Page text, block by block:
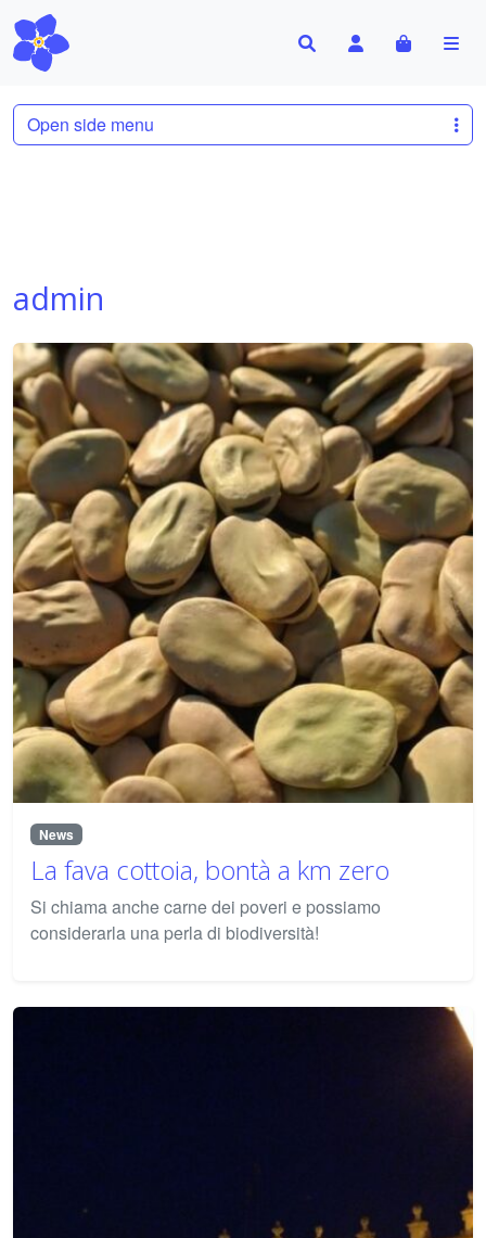
Search AccountCart
admin
News
La fava cottoia, bontà a km zero
Si chiama anche carne dei poveri e possiamo
considerarla una perla di biodiversità!
Open side menu